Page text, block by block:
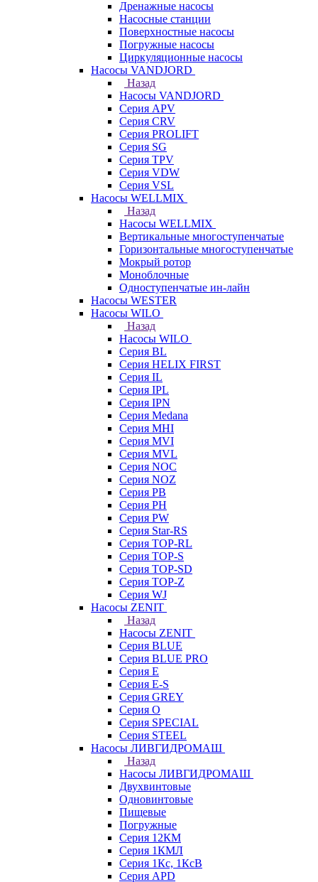
Дренажные насосы
Насосные станции
Поверхностные насосы
Погружные насосы
Циркуляционные насосы
Насосы VANDJORD
Назад
Насосы VANDJORD
Серия APV
Серия CRV
Серия PROLIFT
Серия SG
Серия TPV
Серия VDW
Серия VSL
Насосы WELLMIX
Назад
Насосы WELLMIX
Вертикальные многоступенчатые
Горизонтальные многоступенчатые
Мокрый ротор
Моноблочные
Одноступенчатые ин-лайн
Насосы WESTER
Насосы WILO
Назад
Насосы WILO
Серия BL
Серия HELIX FIRST
Серия IL
Серия IPL
Серия IPN
Серия Medana
Серия MHI
Серия MVI
Серия MVL
Серия NOC
Серия NOZ
Серия PB
Серия PH
Серия PW
Серия Star-RS
Серия TOP-RL
Серия TOP-S
Серия TOP-SD
Серия TOP-Z
Серия WJ
Насосы ZENIT
Назад
Насосы ZENIT
Серия BLUE
Серия BLUE PRO
Серия E
Серия E-S
Серия GREY
Серия O
Серия SPECIAL
Серия STEEL
Насосы ЛИВГИДРОМАШ
Назад
Насосы ЛИВГИДРОМАШ
Двухвинтовые
Одновинтовые
Пищевые
Погружные
Серия 12КМ
Серия 1КМЛ
Серия 1Кс, 1КсВ
Серия APD